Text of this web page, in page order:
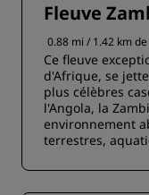
Fleuve
0.88 mi / 1.42 km de
Ce fleuve
d'Afrique, se
plus célèbres
l'Angola, la
environnement
terrestres,